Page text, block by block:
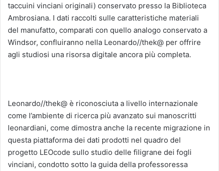
taccuini vinciani originali) conservato presso la Biblioteca
Ambrosiana. I dati raccolti sulle caratteristiche materiali
del manufatto, comparati con quello analogo conservato a
Windsor, confluiranno nella Leonardo//thek@ per offrire
agli studiosi una risorsa digitale ancora più completa.
Leonardo//thek@ è riconosciuta a livello internazionale
come l’ambiente di ricerca più avanzato sui manoscritti
leonardiani, come dimostra anche la recente migrazione in
questa piattaforma dei dati prodotti nel quadro del
progetto LEOcode sullo studio delle filigrane dei fogli
vinciani, condotto sotto la guida della professoressa